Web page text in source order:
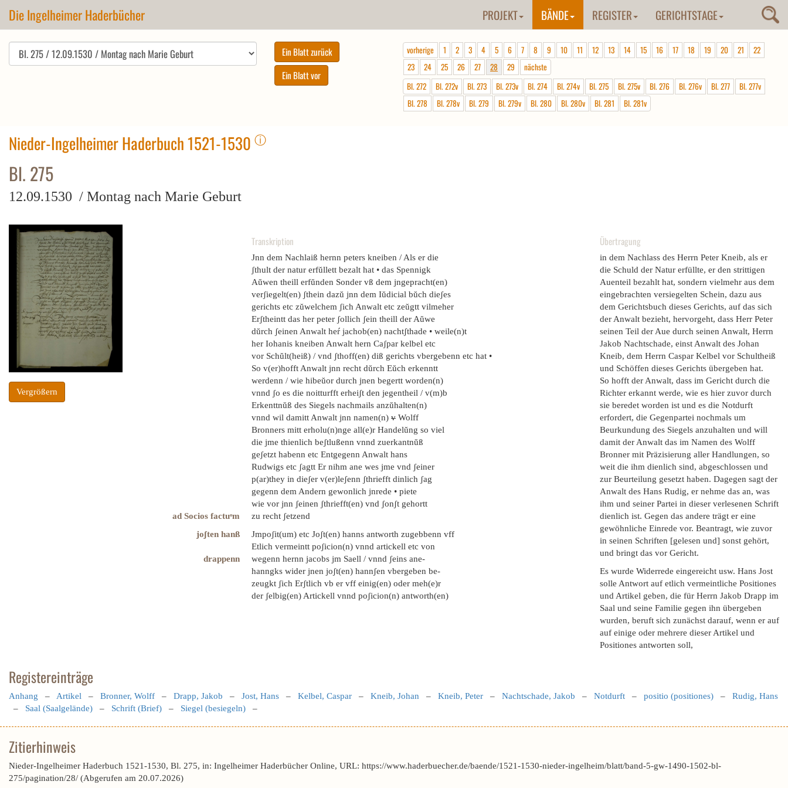
Die Ingelheimer Haderbücher PROJEKT BÄNDE REGISTER GERICHTSTAGE
vorherige 1 2 3 4 5 6 7 8 9 10 11 12 13 14 15 16 17 18 19 20 21
22
23
24 25 26 27 28 29
nächste
Bl. 272
Bl. 272v Bl. 273 Bl. 273v Bl. 274 Bl. 274v Bl. 275 Bl. 275v Bl. 276 Bl. 276v Bl. 277
Bl. 277v
Bl. 278
Bl. 278v Bl. 279 Bl. 279v Bl. 280 Bl. 280v Bl. 281 Bl. 281v
Nieder-Ingelheimer Haderbuch 1521-1530 ⓘ
Bl. 275
12.09.1530 / Montag nach Marie Geburt
Vergrößern
Transkription
Jnn dem Nachlaiß hernn peters kneiben / Als er die
ʃthult der natur erfŭllett bezalt hat • das Spennigk
Aŭwen theill erfŭnden Sonder vß dem jngepracht(en)
verʃiegelt(en) ʃthein dazŭ jnn dem Iŭdicial bŭch dieʃes
gerichts etc zŭwelchem ʃich Anwalt etc zeŭgtt vilmeher
Erʃtheintt das her peter ʃollich ʃein theill der Aŭwe
dŭrch ʃeinen Anwalt heŕ jachob(en) nachtʃthade • weile(n)t
her Iohanis kneiben Anwalt hern Caʃpar kelbel etc
vor Schŭlt(heiß) / vnd ʃthoff(en) diß gerichts vbergebenn etc hat •
So v(er)hofft Anwalt jnn recht dŭrch Eŭch erkenntt
werdenn / wie hibeŭor durch jnen begertt worden(n)
vnnd ʃo es die noitturfft erheiʃt den jegentheil / v(m)b
Erkenttnŭß des Siegels nachmails anzŭhalten(n)
vnnd wil damitt Anwalt jnn namen(n) v Wolff
Bronners mitt erholu(n)nge all(e)r Handelŭng so viel
die jme thienlich beʃtlußenn vnnd zuerkantnŭß
geʃetzt habenn etc Entgegenn Anwalt hans
Rudwigs etc ʃagtt Er nihm ane wes jme vnd ʃeiner
p(ar)they in dieʃer v(er)leʃenn ʃthriefft dinlich ʃag
gegenn dem Andern gewonlich jnrede • piete
wie vor jnn ʃeinen ʃthriefft(en) vnd ʃonʃt gehortt
ad Socios factuͦm
zu recht ʃetzend
joʃten hanß
Jmpoʃit(um) etc Joʃt(en) hanns antworth zugebbenn vff
Etlich vermeintt poʃicion(n) vnnd artickell etc von
drappenn
wegenn hernn jacobs jm Saell / vnnd ʃeins ane-
hanngks wider jnen joʃt(en) hannʃen vbergeben be-
zeugkt ʃich Erʃtlich vb er vff einig(en) oder meh(e)r
der ʃelbig(en) Artickell vnnd poʃicion(n) antworth(en)
Übertragung
in dem Nachlass des Herrn Peter Kneib, als er
die Schuld der Natur erfüllte, er den strittigen
Auenteil bezahlt hat, sondern vielmehr aus dem
eingebrachten versiegelten Schein, dazu aus
dem Gerichtsbuch dieses Gerichts, auf das sich
der Anwalt bezieht, hervorgeht, dass Herr Peter
seinen Teil der Aue durch seinen Anwalt, Herrn
Jakob Nachtschade, einst Anwalt des Johan
Kneib, dem Herrn Caspar Kelbel vor Schultheiß
und Schöffen dieses Gerichts übergeben hat.
So hofft der Anwalt, dass im Gericht durch die
Richter erkannt werde, wie es hier zuvor durch
sie beredet worden ist und es die Notdurft
erfordert, die Gegenpartei nochmals um
Beurkundung des Siegels anzuhalten und will
damit der Anwalt das im Namen des Wolff
Bronner mit Präzisierung aller Handlungen, so
weit die ihm dienlich sind, abgeschlossen und
zur Beurteilung gesetzt haben. Dagegen sagt der
Anwalt des Hans Rudig, er nehme das an, was
ihm und seiner Partei in dieser verlesenen Schrift
dienlich ist. Gegen das andere trägt er eine
gewöhnliche Einrede vor. Beantragt, wie zuvor
in seinen Schriften [gelesen und] sonst gehört,
und bringt das vor Gericht.
Es wurde Widerrede eingereicht usw. Hans Jost
solle Antwort auf etlich vermeintliche Positiones
und Artikel geben, die für Herrn Jakob Drapp im
Saal und seine Familie gegen ihn übergeben
wurden, beruft sich zunächst darauf, wenn er auf
auf einige oder mehrere dieser Artikel und
Positiones antworten soll,
Registereinträge
Anhang – Artikel – Bronner, Wolff – Drapp, Jakob – Jost, Hans – Kelbel, Caspar – Kneib, Johan – Kneib, Peter – Nachtschade, Jakob – Notdurft – positio (positiones) – Rudig, Hans
– Saal (Saalgelände) – Schrift (Brief) – Siegel (besiegeln) –
Zitierhinweis
Nieder-Ingelheimer Haderbuch 1521-1530, Bl. 275, in: Ingelheimer Haderbücher Online, URL: https://www.haderbuecher.de/baende/1521-1530-nieder-ingelheim/blatt/band-5-gw-1490-1502-bl-
275/pagination/28/ (Abgerufen am 20.07.2026)